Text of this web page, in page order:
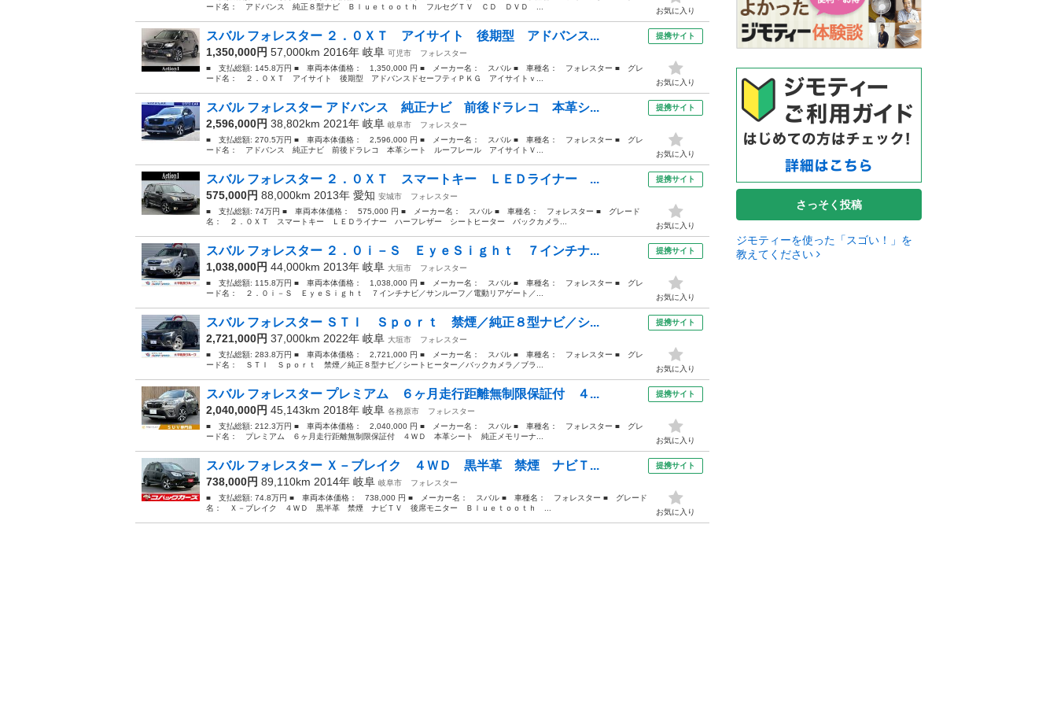
ード名： アドバンス 純正８型ナビ Ｂｌｕｅｔｏｏｔｈ フルセグＴＶ ＣＤ ＤＶＤ ...
お気に入り
スバル フォレスター ２．０ＸＴ アイサイト 後期型 アドバンス...
1,350,000円 57,000km 2016年 岐阜 可児市
フォレスター
■ 支払総額: 145.8万円 ■ 車両本体価格： 1,350,000 円 ■ メーカー名： スバル ■ 車種名： フォレスター ■ グレ
ード名： ２．０ＸＴ アイサイト 後期型 アドバンスドセーフティＰＫＧ アイサイトｖ...
提携サイト
お気に入り
スバル フォレスター アドバンス 純正ナビ 前後ドラレコ 本革シ...
2,596,000円 38,802km 2021年 岐阜 岐阜市
フォレスター
■ 支払総額: 270.5万円 ■ 車両本体価格： 2,596,000 円 ■ メーカー名： スバル ■ 車種名： フォレスター ■ グレ
ード名： アドバンス 純正ナビ 前後ドラレコ 本革シート ルーフレール アイサイトＶ...
提携サイト
お気に入り
スバル フォレスター ２．０ＸＴ スマートキー ＬＥＤライナー ...
575,000円 88,000km 2013年 愛知 安城市
フォレスター
■ 支払総額: 74万円 ■ 車両本体価格： 575,000 円 ■ メーカー名： スバル ■ 車種名： フォレスター ■ グレード
名： ２．０ＸＴ スマートキー ＬＥＤライナー ハーフレザー シートヒーター バックカメラ...
提携サイト
お気に入り
スバル フォレスター ２．０ｉ－Ｓ ＥｙｅＳｉｇｈｔ ７インチナ...
1,038,000円 44,000km 2013年 岐阜 大垣市
フォレスター
■ 支払総額: 115.8万円 ■ 車両本体価格： 1,038,000 円 ■ メーカー名： スバル ■ 車種名： フォレスター ■ グレ
ード名： ２．０ｉ－Ｓ ＥｙｅＳｉｇｈｔ ７インチナビ／サンルーフ／電動リアゲート／...
提携サイト
お気に入り
スバル フォレスター ＳＴＩ Ｓｐｏｒｔ 禁煙／純正８型ナビ／シ...
2,721,000円 37,000km 2022年 岐阜 大垣市
フォレスター
■ 支払総額: 283.8万円 ■ 車両本体価格： 2,721,000 円 ■ メーカー名： スバル ■ 車種名： フォレスター ■ グレ
ード名： ＳＴＩ Ｓｐｏｒｔ 禁煙／純正８型ナビ／シートヒーター／バックカメラ／ブラ...
提携サイト
お気に入り
スバル フォレスター プレミアム ６ヶ月走行距離無制限保証付 ４...
2,040,000円 45,143km 2018年 岐阜 各務原市
フォレスター
■ 支払総額: 212.3万円 ■ 車両本体価格： 2,040,000 円 ■ メーカー名： スバル ■ 車種名： フォレスター ■ グレ
ード名： プレミアム ６ヶ月走行距離無制限保証付 ４ＷＤ 本革シート 純正メモリーナ...
提携サイト
お気に入り
スバル フォレスター Ｘ－ブレイク ４ＷＤ 黒半革 禁煙 ナビＴ...
738,000円 89,110km 2014年 岐阜 岐阜市
フォレスター
■ 支払総額: 74.8万円 ■ 車両本体価格： 738,000 円 ■ メーカー名： スバル ■ 車種名： フォレスター ■ グレード
名： Ｘ－ブレイク ４ＷＤ 黒半革 禁煙 ナビＴＶ 後席モニター Ｂｌｕｅｔｏｏｔｈ ...
提携サイト
お気に入り
さっそく投稿
ジモティーを使った「スゴい！」を
教えてください